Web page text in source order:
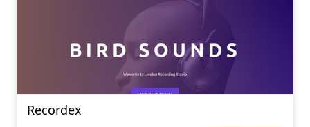
Recordex